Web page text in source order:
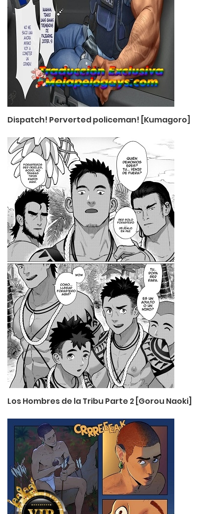
Dispatch! Perverted policeman! [Kumagoro]
Los Hombres de la Tribu Parte 2 [Gorou Naoki]